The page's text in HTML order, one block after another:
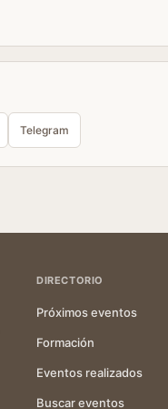
Telegram
DIRECTORIO
Próximos eventos
Formación
Eventos realizados
Buscar eventos